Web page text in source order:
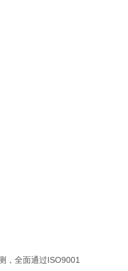
，全面通过ISO9001